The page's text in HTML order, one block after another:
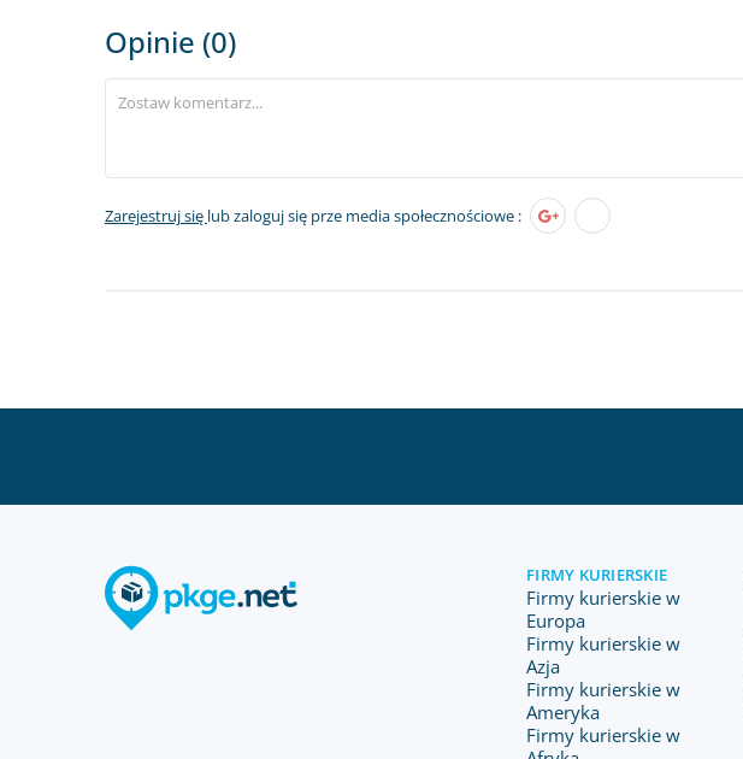
Opinie (0)
Zarejestruj się lub zaloguj się prze media społecznościowe :
FIRMY KURIERSKIE
Firmy kurierskie w
Europa
Firmy kurierskie w
Azja
Firmy kurierskie w
Ameryka
Firmy kurierskie w